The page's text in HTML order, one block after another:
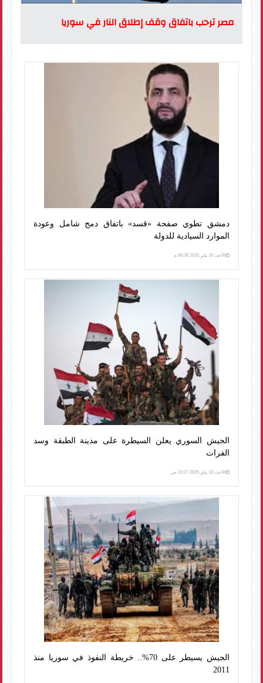
مصر ترحب باتفاق وقف إطلاق النار في سوريا
دمشق تطوي صفحة «قسد» باتفاق دمج شامل وعودة
الموارد السيادية للدولة
الأحد، 18 يناير 2026 06:36 م
الجيش السوري يعلن السيطرة على مدينة الطبقة وسد
الفرات
الأحد، 18 يناير 2026 10:37 ص
الجيش يسيطر على 70%.. خريطة النفوذ في سوريا منذ
2011